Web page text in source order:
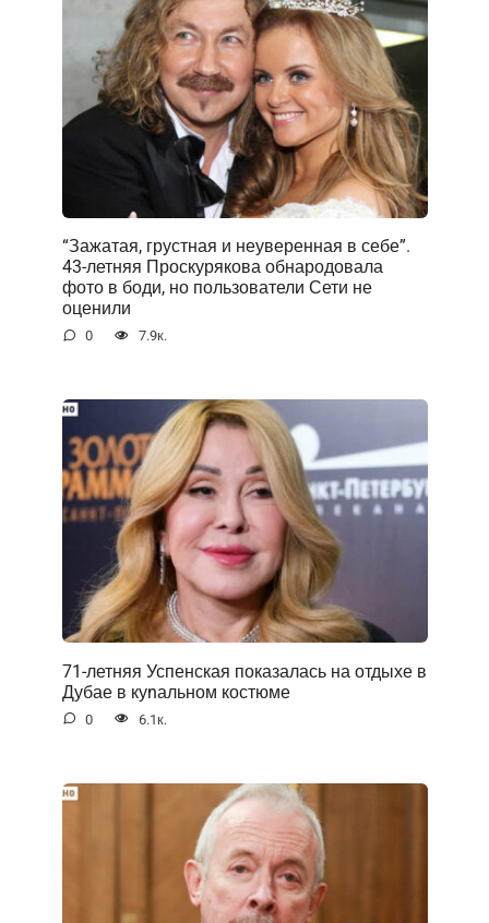
“Зажатая, грустная и неуверенная в себе”.
43-летняя Проскурякова обнародовала
фото в боди, но пользователи Сети не
оценили
0 7.9к.
71-летняя Успенская показалась на отдыхе в
Дубае в куnальном костюме
0 6.1к.